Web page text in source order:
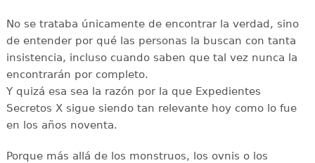
No se trataba únicamente de encontrar la verdad, sino
de entender por qué las personas la buscan con tanta
insistencia, incluso cuando saben que tal vez nunca la
encontrarán por completo.
Y quizá esa sea la razón por la que Expedientes
Secretos X sigue siendo tan relevante hoy como lo fue
en los años noventa.
Porque más allá de los monstruos, los ovnis o los